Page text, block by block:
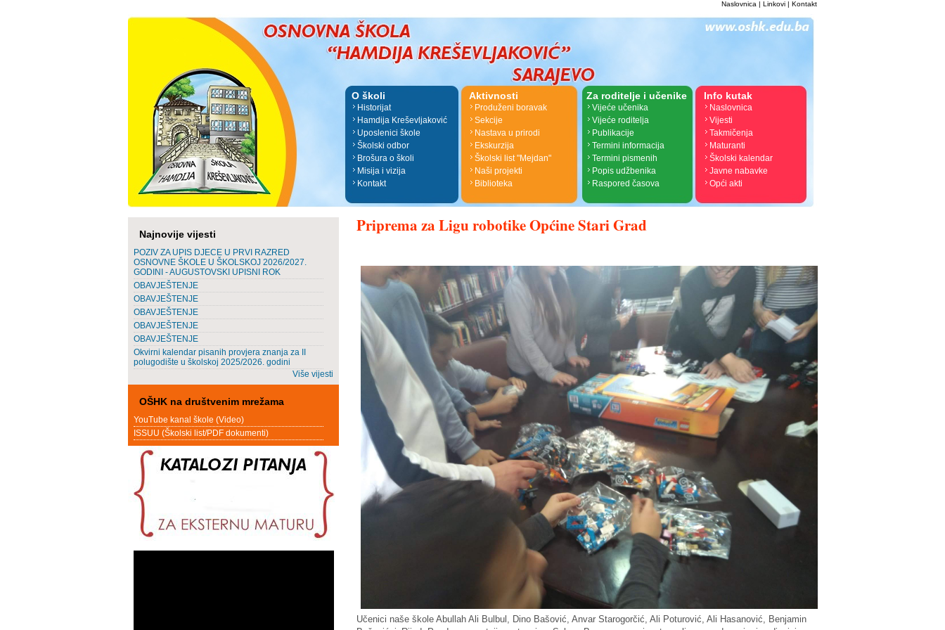
Naslovnica | Linkovi | Kontakt
O školi
Historijat
Hamdija Kreševljaković
Uposlenici škole
Školski odbor
Brošura o školi
Misija i vizija
Kontakt
Aktivnosti
Produženi boravak
Sekcije
Nastava u prirodi
Ekskurzija
Školski list "Mejdan"
Naši projekti
Biblioteka
Za roditelje i učenike
Vijeće učenika
Vijeće roditelja
Publikacije
Termini informacija
Termini pismenih
Popis udžbenika
Raspored časova
Info kutak
Naslovnica
Vijesti
Takmičenja
Maturanti
Školski kalendar
Javne nabavke
Opći akti
Najnovije vijesti
POZIV ZA UPIS DJECE U PRVI RAZRED
OSNOVNE ŠKOLE U ŠKOLSKOJ 2026/2027.
GODINI - AUGUSTOVSKI UPISNI ROK
OBAVJEŠTENJE
OBAVJEŠTENJE
OBAVJEŠTENJE
OBAVJEŠTENJE
OBAVJEŠTENJE
Okvirni kalendar pisanih provjera znanja za II
polugodište u školskoj 2025/2026. godini
Više vijesti
OŠHK na društvenim mrežama
YouTube kanal škole (Video)
ISSUU (Školski list/PDF dokumenti)
Priprema za Ligu robotike Općine Stari Grad
Učenici naše škole Abullah Ali Bulbul, Dino Bašović, Anvar Starogorčić, Ali Poturović, Ali Hasanović, Benjamin